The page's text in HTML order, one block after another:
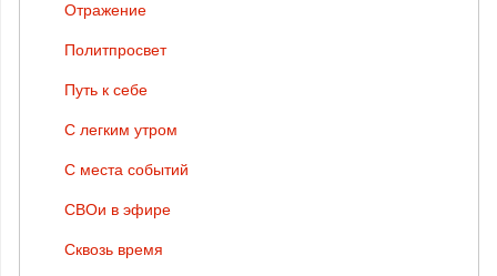
Отражение
Политпросвет
Путь к себе
С легким утром
С места событий
СВОи в эфире
Сквозь время